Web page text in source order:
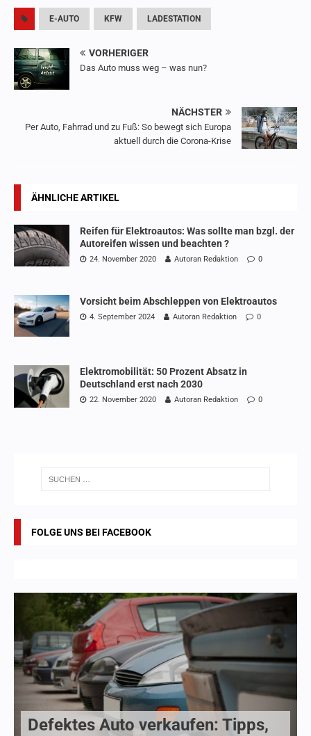
E-AUTO KFW LADESTATION
VORHERIGER
Das Auto muss weg – was nun?
NÄCHSTER
Per Auto, Fahrrad und zu Fuß: So bewegt sich Europa
aktuell durch die Corona-Krise
ÄHNLICHE ARTIKEL
Reifen für Elektroautos: Was sollte man bzgl. der
Autoreifen wissen und beachten ?
24. November 2020 Autoran Redaktion 0
Vorsicht beim Abschleppen von Elektroautos
4. September 2024 Autoran Redaktion 0
Elektromobilität: 50 Prozent Absatz in
Deutschland erst nach 2030
22. November 2020 Autoran Redaktion 0
FOLGE UNS BEI FACEBOOK
Defektes Auto verkaufen: Tipps,